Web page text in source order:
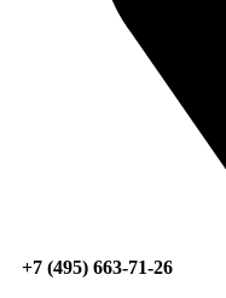
+7 (495) 663-71-26